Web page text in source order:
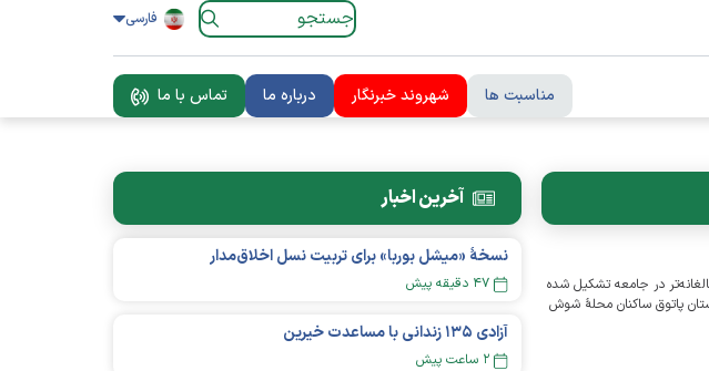
فارسی
مناسبت ها شهروند خبرنگار درباره ما
تماس با ما
در جامعه تشکیل شده
پاتوق ساکنان محلهٔ شوش
آخرین اخبار
نسخهٔ «میشل بوربا» برای تربیت نسل اخلاق‌مدار
۴۷ دقیقه پیش
آزادی ۱۳۵ زندانی با مساعدت خیرین
۲ ساعت پیش